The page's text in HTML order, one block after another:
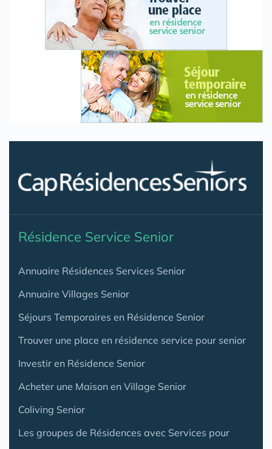
Résidence Service Senior
Annuaire Résidences Services Senior
Annuaire Villages Senior
Séjours Temporaires en Résidence Senior
Trouver une place en résidence service pour senior
Investir en Résidence Senior
Acheter une Maison en Village Senior
Coliving Senior
Les groupes de Résidences avec Services pour